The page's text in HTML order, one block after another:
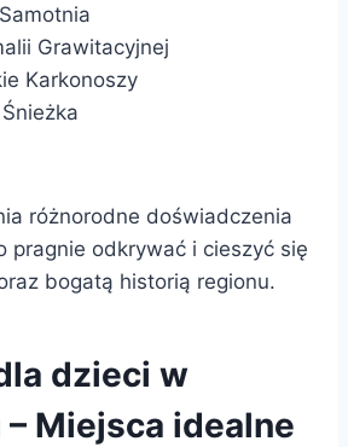
Grawitacyjnej
Karkonoszy
różnorodne doświadczenia
pragnie odkrywać i cieszyć się
bogatą historią regionu.
dzieci w
– Miejsca idealne